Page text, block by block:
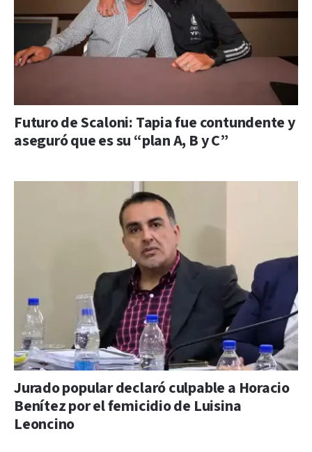
Futuro de Scaloni: Tapia fue contundente y
aseguró que es su “plan A, B y C”
Jurado popular declaró culpable a Horacio
Benítez por el femicidio de Luisina
Leoncino